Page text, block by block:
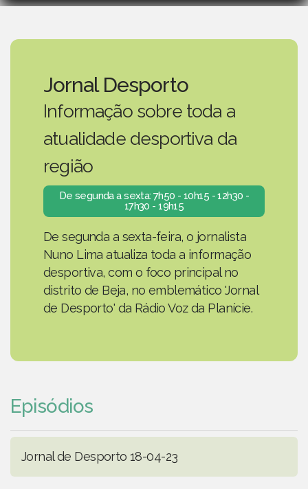
Jornal Desporto
Informação sobre toda a
atualidade desportiva da
região
De segunda a sexta: 7h50 - 10h15 - 12h30 -
17h30 - 19h15
De segunda a sexta-feira, o jornalista
Nuno Lima atualiza toda a informação
desportiva, com o foco principal no
distrito de Beja, no emblemático 'Jornal
de Desporto' da Rádio Voz da Planície.
Episódios
Jornal de Desporto 18-04-23